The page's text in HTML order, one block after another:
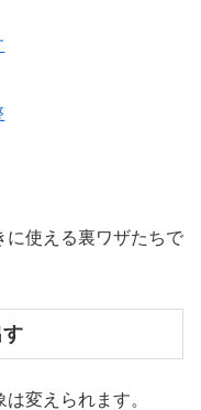
に使える裏ワザたちで
変えられます。